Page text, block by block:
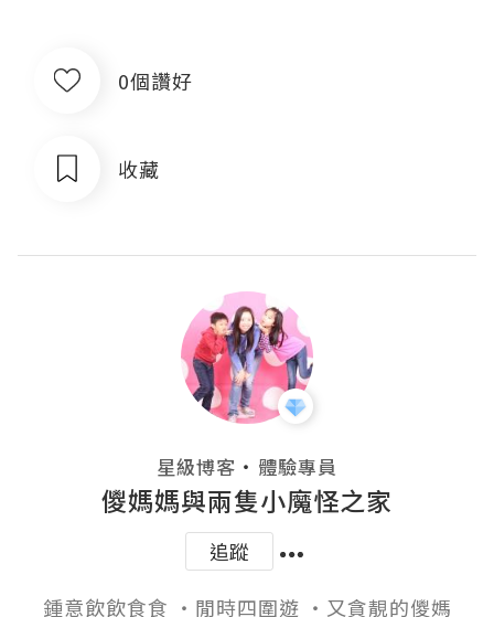
0個讚好
收藏
星級博客 ・ 體驗專員
儍媽媽與兩隻小魔怪之家
追蹤
鍾意飲飲食食 ‧閒時四圍遊 ‧又貪靚的儍媽